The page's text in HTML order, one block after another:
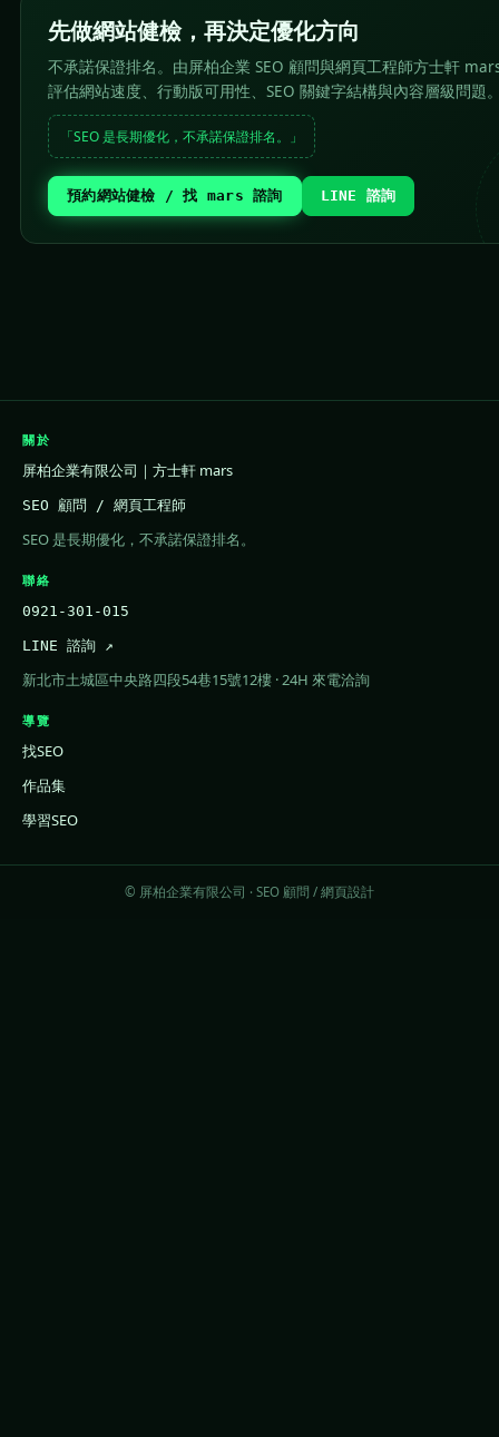
先做網站健檢，再決定優化方向
不承諾保證排名。由屏柏企業 SEO 顧問與網頁工程師方士軒
評估網站速度、行動版可用性、SEO 關鍵字結構與內容層級問題
「SEO 是長期優化，不承諾保證排名。」
預約網站健檢 / 找 mars 諮詢 LINE 諮詢
關於
屏柏企業有限公司｜方士軒 mars
SEO 顧問 / 網頁工程師
SEO 是長期優化，不承諾保證排名。
聯絡
0921-301-015
LINE 諮詢 ↗
新北市土城區中央路四段54巷15號12樓 · 24H 來電洽詢
導覽
找SEO
作品集
學習SEO
© 屏柏企業有限公司 · SEO 顧問 / 網頁設計